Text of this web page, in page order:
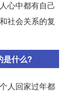
心中都有自己
社会关系的复
是什么?
人回家过年都